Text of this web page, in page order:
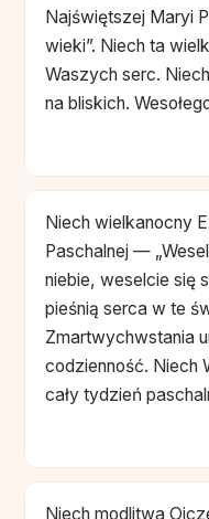
Najświętszej Maryi
wieki”. Niech ta
Waszych serc.
na bliskich.
Niech wielkanocny
Paschalnej —
niebie, weselcie się
pieśnią serca w te
Zmartwychwstania
codzienność. Niech
cały tydzień
Niech modlitwa